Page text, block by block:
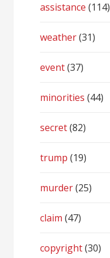
assistance (114)
weather(31)
event(37)
minorities (44)
secret(82)
trump (19)
murder(25)
claim (47)
copyright(30)